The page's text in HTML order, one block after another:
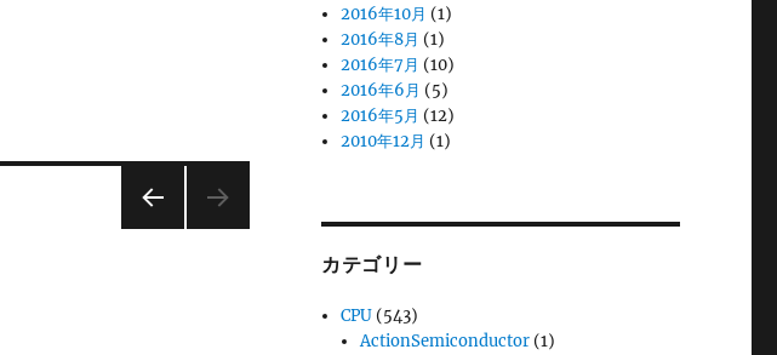
2016年10月 (1)
2016年8月 (1)
2016年7月 (10)
2016年6月 (5)
2016年5月 (12)
2010年12月 (1)
カテゴリー
CPU (543)
ActionSemiconductor (1)